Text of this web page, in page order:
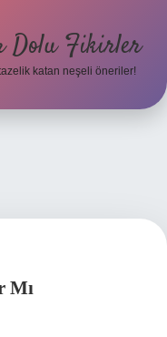
Dolu Fikirler
katan neşeli öneriler!
Mı